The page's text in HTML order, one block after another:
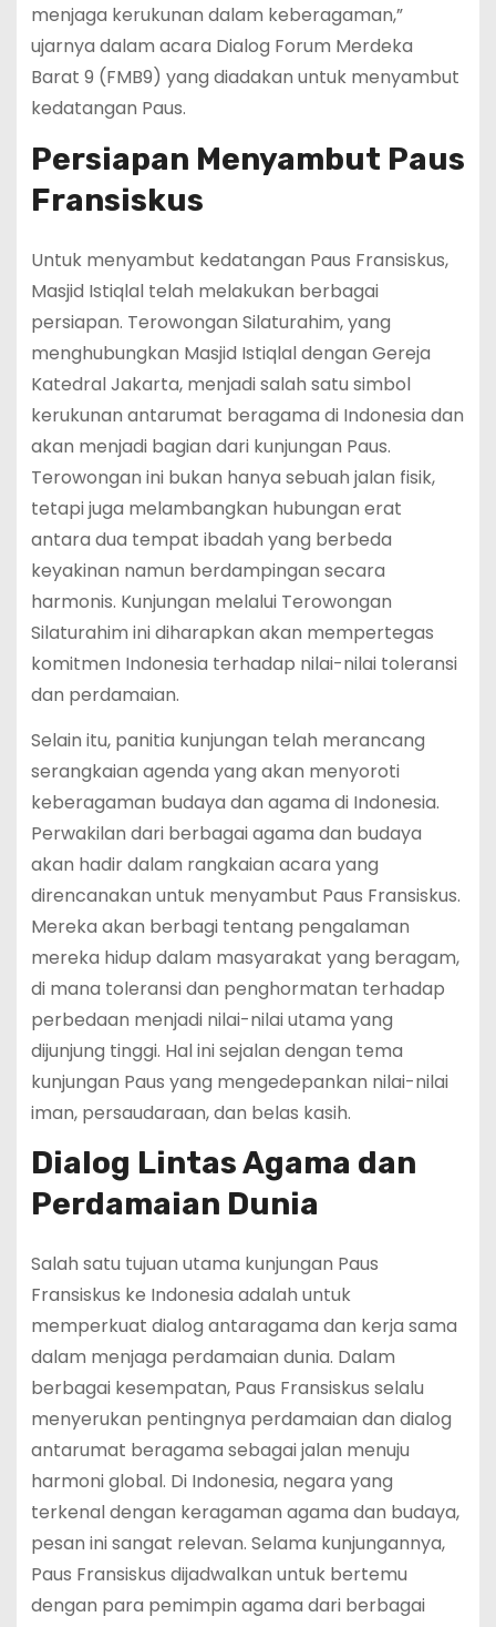
menjaga kerukunan dalam keberagaman,”
ujarnya dalam acara Dialog Forum Merdeka
Barat 9 (FMB9) yang diadakan untuk menyambut
kedatangan Paus.
Persiapan Menyambut Paus
Fransiskus
Untuk menyambut kedatangan Paus Fransiskus,
Masjid Istiqlal telah melakukan berbagai
persiapan. Terowongan Silaturahim, yang
menghubungkan Masjid Istiqlal dengan Gereja
Katedral Jakarta, menjadi salah satu simbol
kerukunan antarumat beragama di Indonesia dan
akan menjadi bagian dari kunjungan Paus.
Terowongan ini bukan hanya sebuah jalan fisik,
tetapi juga melambangkan hubungan erat
antara dua tempat ibadah yang berbeda
keyakinan namun berdampingan secara
harmonis. Kunjungan melalui Terowongan
Silaturahim ini diharapkan akan mempertegas
komitmen Indonesia terhadap nilai-nilai toleransi
dan perdamaian.
Selain itu, panitia kunjungan telah merancang
serangkaian agenda yang akan menyoroti
keberagaman budaya dan agama di Indonesia.
Perwakilan dari berbagai agama dan budaya
akan hadir dalam rangkaian acara yang
direncanakan untuk menyambut Paus Fransiskus.
Mereka akan berbagi tentang pengalaman
mereka hidup dalam masyarakat yang beragam,
di mana toleransi dan penghormatan terhadap
perbedaan menjadi nilai-nilai utama yang
dijunjung tinggi. Hal ini sejalan dengan tema
kunjungan Paus yang mengedepankan nilai-nilai
iman, persaudaraan, dan belas kasih.
Dialog Lintas Agama dan
Perdamaian Dunia
Salah satu tujuan utama kunjungan Paus
Fransiskus ke Indonesia adalah untuk
memperkuat dialog antaragama dan kerja sama
dalam menjaga perdamaian dunia. Dalam
berbagai kesempatan, Paus Fransiskus selalu
menyerukan pentingnya perdamaian dan dialog
antarumat beragama sebagai jalan menuju
harmoni global. Di Indonesia, negara yang
terkenal dengan keragaman agama dan budaya,
pesan ini sangat relevan. Selama kunjungannya,
Paus Fransiskus dijadwalkan untuk bertemu
dengan para pemimpin agama dari berbagai